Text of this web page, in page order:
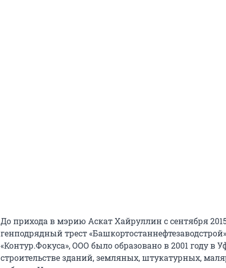
До прихода в мэрию Аскат Хайруллин с сентября
генподрядный трест
«Контур.Фокуса», ООО было образовано в 2001 году в
строительстве зданий, земляных, штукатурных,